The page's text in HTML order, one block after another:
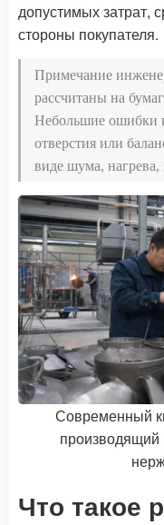
допустимых затрат,
стороны покупателя.
Примечание
рассчитаны на
Небольшие ошибки
отверстия или
виде шума,
Современный
производящий
Что такое